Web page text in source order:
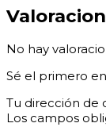
No hay
Sé el primero en
Tu dirección de
Los campos